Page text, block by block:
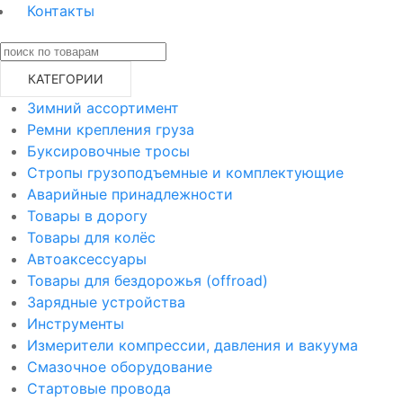
Контакты
КАТЕГОРИИ
Зимний ассортимент
Ремни крепления груза
Буксировочные тросы
Стропы грузоподъемные и комплектующие
Аварийные принадлежности
Товары в дорогу
Товары для колёс
Автоаксессуары
Товары для бездорожья (offroad)
Зарядные устройства
Инструменты
Измерители компрессии, давления и вакуума
Смазочное оборудование
Стартовые провода